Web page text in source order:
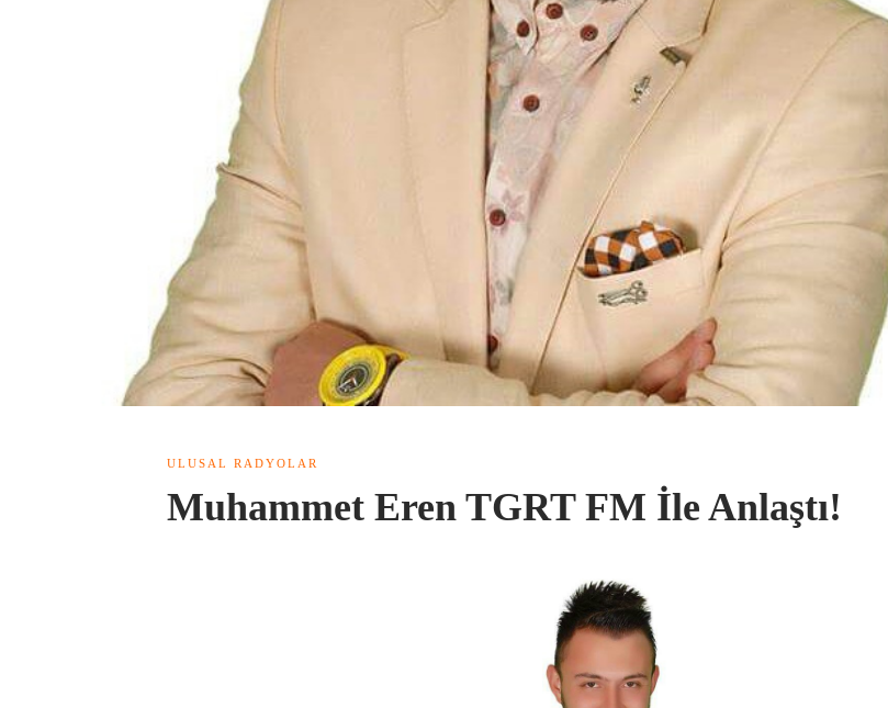
ULUSAL RADYOLAR
Muhammet Eren TGRT FM İle Anlaştı!